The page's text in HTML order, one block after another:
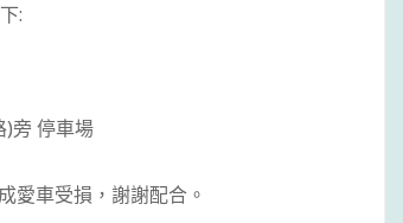
:
)旁 停車場
愛車受損，謝謝配合。